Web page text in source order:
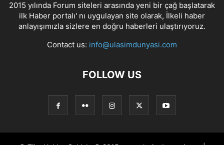
2015 yılında Forum siteleri arasında yeni bir çağ başlatarak
ilk Haber portalı' nı uygulayan site olarak, İlkeli haber
anlayışımızla sizlere en doğru haberleri ulaştırıyoruz.
Contact us: info@ulasimdunyasi.com
FOLLOW US